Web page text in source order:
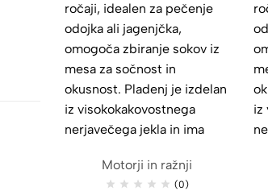
Motorji in ražnji
(0)